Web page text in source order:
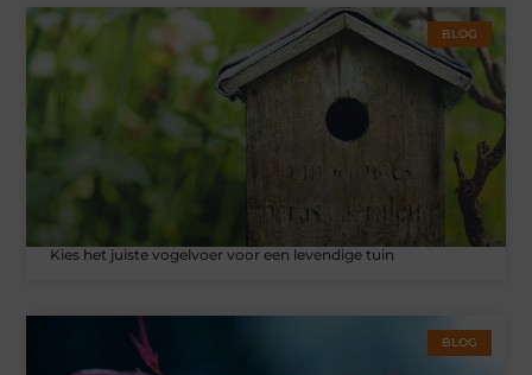
BLOG
Kies het juiste vogelvoer voor een levendige tuin
BLOG